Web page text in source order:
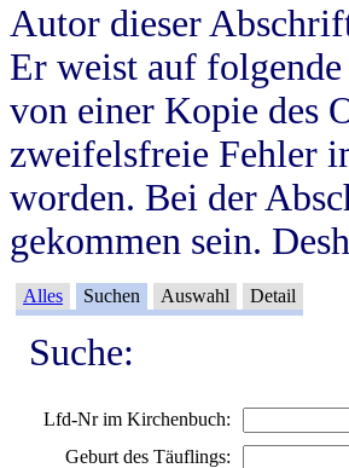
Autor dieser
Er weist auf
von einer Kopie des
zweifelsfreie Fehler
worden. Bei der
gekommen sein.
Alles Suchen Auswahl Detail
Suche:
Lfd-Nr im Kirchenbuch:
Geburt des Täuflings: